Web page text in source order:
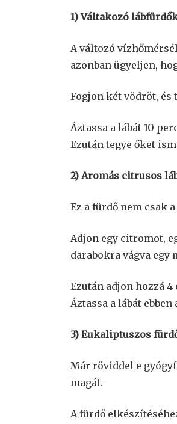
1) Váltakozó
A változó
azonban ügyeljen,
Fogjon két vödröt,
Áztassa a lábát 10
Ezután tegye őket
2) Aromás citrusos
Ez a fürdő nem csak
Adjon egy citromot,
darabokra vágva egy
Ezután adjon hozzá
Áztassa a lábát
3) Eukaliptuszos
Már röviddel e
magát.
A fürdő